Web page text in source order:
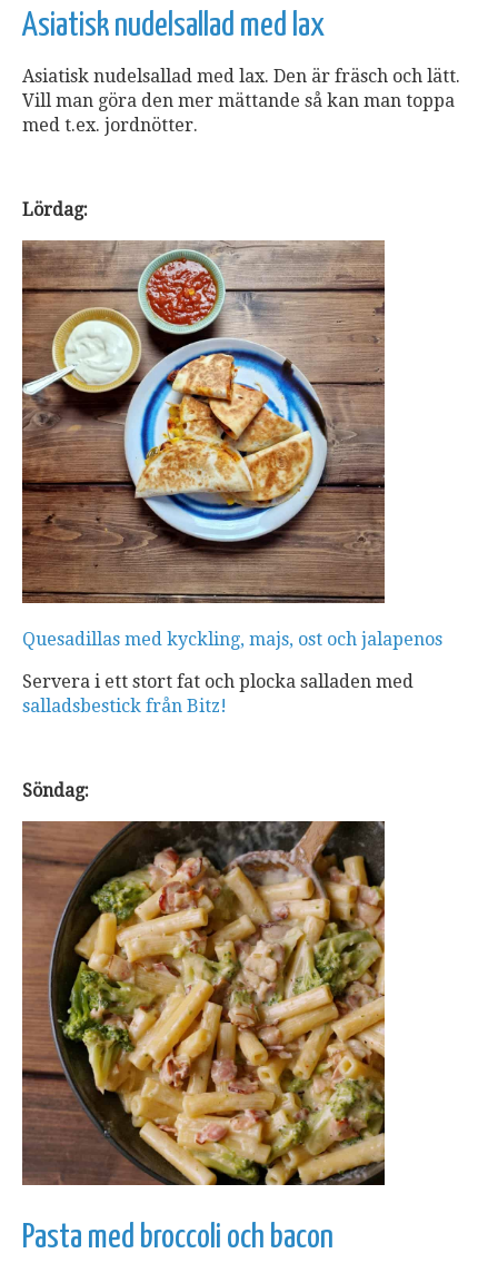
Asiatisk nudelsallad med lax
Asiatisk nudelsallad med lax. Den är fräsch och lätt.
Vill man göra den mer mättande så kan man toppa
med t.ex. jordnötter.
Lördag:
Quesadillas med kyckling, majs, ost och jalapenos
Servera i ett stort fat och plocka salladen med
salladsbestick från Bitz!
Söndag:
Pasta med broccoli och bacon